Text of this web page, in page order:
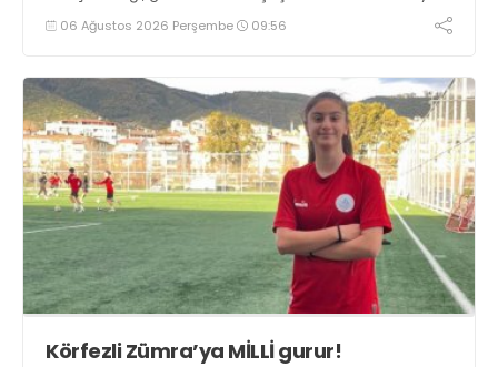
06 Ağustos 2026 Perşembe 09:56
Körfezli Zümra’ya MİLLİ gurur!